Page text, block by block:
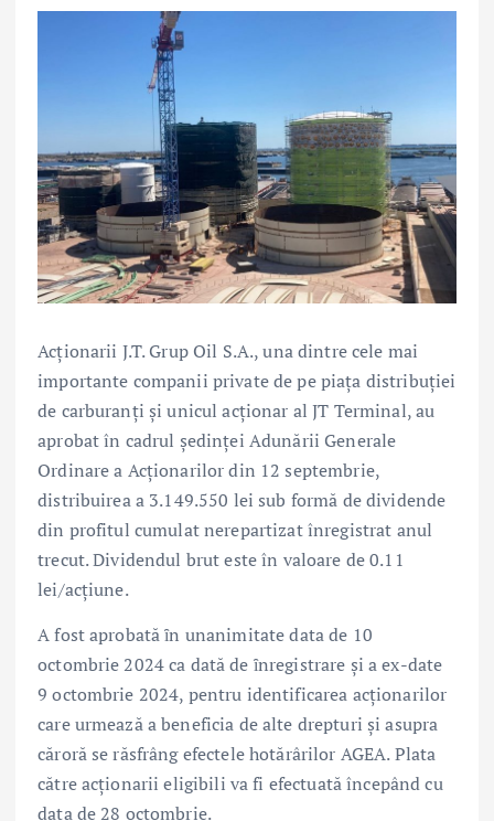
Acționarii J.T. Grup Oil S.A., una dintre cele mai
importante companii private de pe piața distribuției
de carburanți și unicul acționar al JT Terminal, au
aprobat în cadrul şedinţei Adunării Generale
Ordinare a Acționarilor din 12 septembrie,
distribuirea a 3.149.550 lei sub formă de dividende
din profitul cumulat nerepartizat înregistrat anul
trecut. Dividendul brut este în valoare de 0.11
lei/acțiune.
A fost aprobată ȋn unanimitate data de 10
octombrie 2024 ca dată de ȋnregistrare și a ex-date
9 octombrie 2024, pentru identificarea acționarilor
care urmează a beneficia de alte drepturi și asupra
căroră se răsfrâng efectele hotărârilor AGEA. Plata
către acționarii eligibili va fi efectuată începând cu
data de 28 octombrie.